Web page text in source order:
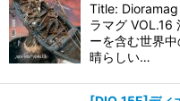
Title: Dioramag
ラマグ VOL.16
ーを含む世界
晴らしい…